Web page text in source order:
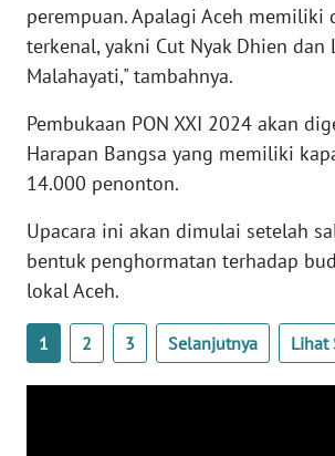
perempuan. Apalagi Aceh memiliki
terkenal, yakni Cut Nyak Dhien dan
Malahayati," tambahnya.
Pembukaan PON XXI 2024 akan
Harapan Bangsa yang memiliki
14.000 penonton.
Upacara ini akan dimulai setelah
bentuk penghormatan terhadap
lokal Aceh.
1 2 3 Selanjutnya Lihat
WN
NTT
KEPRI
WN
WN
PAPUA
WN
RIAU